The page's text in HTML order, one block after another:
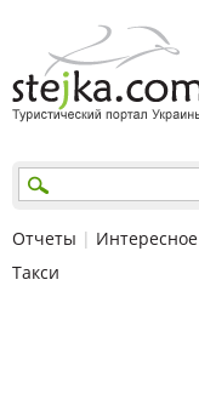
Отчеты | Интересное
Такси